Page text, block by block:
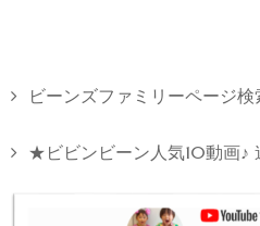
ビーンズファミリーページ検
★ビビンビーン人気10動画♪